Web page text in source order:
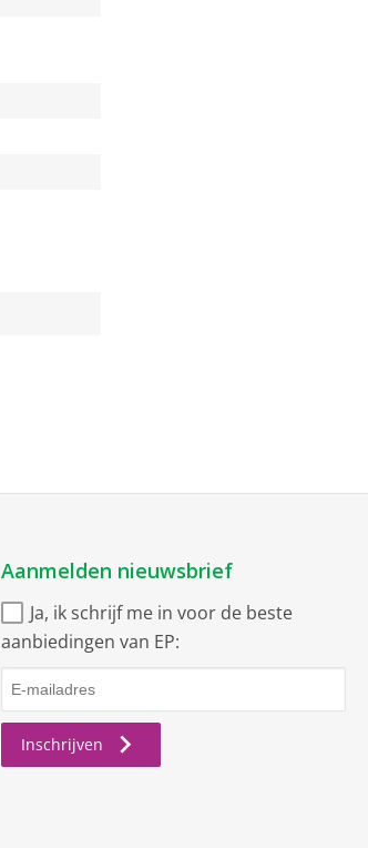
Aanmelden nieuwsbrief
Ja, ik schrijf me in voor de beste
aanbiedingen van EP:
Inschrijven